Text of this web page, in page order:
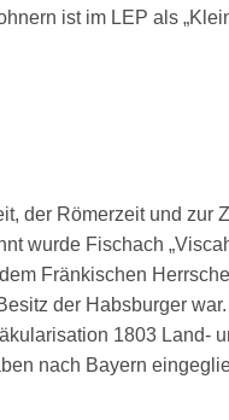
ist im LEP als
der Römerzeit und zur
wurde Fischach
Fränkischen
der Habsburger
1803 Land-
nach Bayern